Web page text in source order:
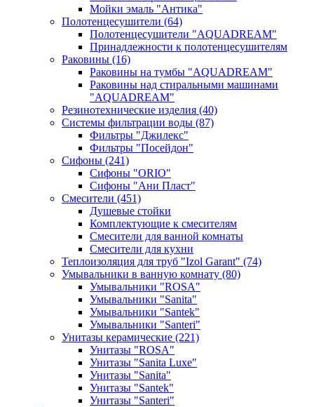
Мойки эмаль "Антика"
Полотенцесушители (64)
Полотенцесушители "AQUADREAM"
Принадлежности к полотенцесушителям
Раковины (16)
Раковины на тумбы "AQUADREAM"
Раковины над стиральными машинами
"AQUADREAM"
Резинотехнические изделия (40)
Системы фильтрации воды (87)
Фильтры "Джилекс"
Фильтры "Посейдон"
Сифоны (241)
Сифоны "ORIO"
Сифоны "Ани Пласт"
Смесители (451)
Душевые стойки
Комплектующие к смесителям
Смесители для ванной комнаты
Смесители для кухни
Теплоизоляция для труб "Izol Garant" (74)
Умывальники в ванную комнату (80)
Умывальники "ROSA"
Умывальники "Sanita"
Умывальники "Santek"
Умывальники "Santeri"
Унитазы керамические (221)
Унитазы "ROSA"
Унитазы "Sanita Luxe"
Унитазы "Sanita"
Унитазы "Santek"
Унитазы "Santeri"